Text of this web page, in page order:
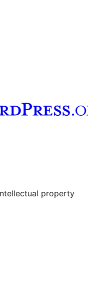
property